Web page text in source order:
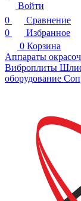
Войти
0
Сравнение
0
Избранное
0 Корзина
Аппараты
Виброплиты
оборудование